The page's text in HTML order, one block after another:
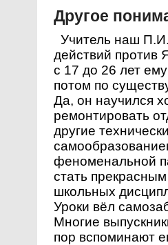
Другое
Учитель наш
действий против
с 17 до 26 лет
потом по
Да, он научился
ремонтировать
другие
феноменальной
стать
школьных
Уроки вёл
Многие
пор вспоминают